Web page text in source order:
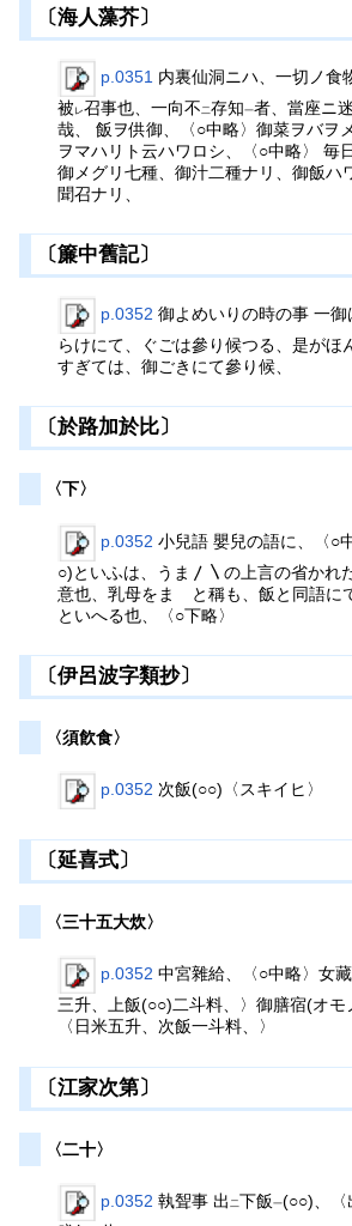
〔海人藻芥〕
p.0351 内裏仙洞ニハ、一切ノ食
被 レ召事也、一向不 二存知一者、當座ニ
哉、 飯ヲ供御、〈○中略〉御菜ヲバヲ
ヲマハリト云ハワロシ、〈○中略〉 毎
御メグリ七種、御汁二種ナリ、御飯ハ
聞召ナリ、
〔簾中舊記〕
p.0352 御よめいりの時の事 一御
らけにて、ぐごは參り候つる、是がほ
すぎては、御ごきにて參り候、
〔於路加於比〕
〈下〉
p.0352 小兒語 嬰兒の語に、〈○
○)といふは、うま〳〵の上言の省かれ
意也、乳母をまゝと稱も、飯と同語に
といへる也、〈○下略〉
〔伊呂波字類抄〕
〈須飮食〉
p.0352 次飯(○○)〈スキイヒ〉
〔延喜式〕
〈三十五大炊〉
p.0352 中宮雜給、〈○中略〉女
三升、上飯(○○)二斗料、〉御膳宿(オモ
〈日米五升、次飯一斗料、〉
〔江家次第〕
〈二十〉
p.0352 執聟事 出 二下飯一(○○)、〈